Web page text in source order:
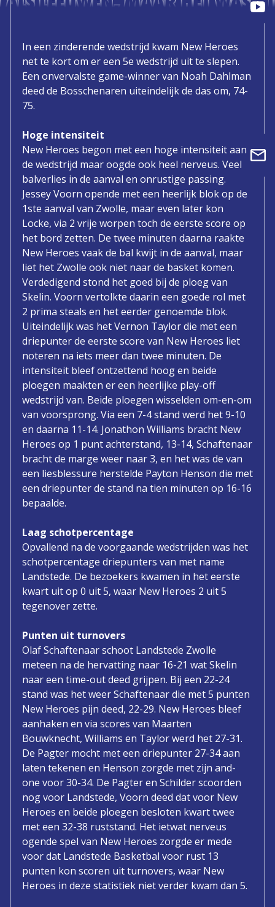
In een zinderende wedstrijd kwam New Heroes
net te kort om er een 5e wedstrijd uit te slepen.
Een onvervalste game-winner van Noah Dahlman
deed de Bosschenaren uiteindelijk de das om, 74-
75.
Hoge intensiteit
New Heroes begon met een hoge intensiteit aan
de wedstrijd maar oogde ook heel nerveus. Veel
balverlies in de aanval en onrustige passing.
Jessey Voorn opende met een heerlijk blok op de
1ste aanval van Zwolle, maar even later kon
Locke, via 2 vrije worpen toch de eerste score op
het bord zetten. De twee minuten daarna raakte
New Heroes vaak de bal kwijt in de aanval, maar
liet het Zwolle ook niet naar de basket komen.
Verdedigend stond het goed bij de ploeg van
Skelin. Voorn vertolkte daarin een goede rol met
2 prima steals en het eerder genoemde blok.
Uiteindelijk was het Vernon Taylor die met een
driepunter de eerste score van New Heroes liet
noteren na iets meer dan twee minuten. De
intensiteit bleef ontzettend hoog en beide
ploegen maakten er een heerlijke play-off
wedstrijd van. Beide ploegen wisselden om-en-om
van voorsprong. Via een 7-4 stand werd het 9-10
en daarna 11-14. Jonathon Williams bracht New
Heroes op 1 punt achterstand, 13-14, Schaftenaar
bracht de marge weer naar 3, en het was de van
een liesblessure herstelde Payton Henson die met
een driepunter de stand na tien minuten op 16-16
bepaalde.
Laag schotpercentage
Opvallend na de voorgaande wedstrijden was het
schotpercentage driepunters van met name
Landstede. De bezoekers kwamen in het eerste
kwart uit op 0 uit 5, waar New Heroes 2 uit 5
tegenover zette.
Punten uit turnovers
Olaf Schaftenaar schoot Landstede Zwolle
meteen na de hervatting naar 16-21 wat Skelin
naar een time-out deed grijpen. Bij een 22-24
stand was het weer Schaftenaar die met 5 punten
New Heroes pijn deed, 22-29. New Heroes bleef
aanhaken en via scores van Maarten
Bouwknecht, Williams en Taylor werd het 27-31.
De Pagter mocht met een driepunter 27-34 aan
laten tekenen en Henson zorgde met zijn and-
one voor 30-34. De Pagter en Schilder scoorden
nog voor Landstede, Voorn deed dat voor New
Heroes en beide ploegen besloten kwart twee
met een 32-38 ruststand. Het ietwat nerveus
ogende spel van New Heroes zorgde er mede
voor dat Landstede Basketbal voor rust 13
punten kon scoren uit turnovers, waar New
Heroes in deze statistiek niet verder kwam dan 5.